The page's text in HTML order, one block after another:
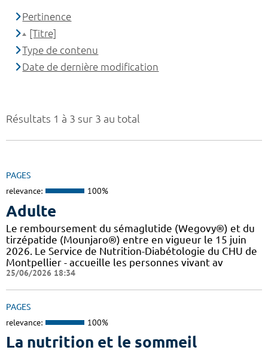
Résultats 1 à 3 sur 3 au total
PAGES
relevance: 100%
Adulte
Le remboursement du sémaglutide (Wegovy®) et du
tirzépatide (Mounjaro®) entre en vigueur le 15 juin
2026. Le Service de Nutrition-Diabétologie du CHU de
Montpellier - accueille les personnes vivant av
25/06/2026 18:34
PAGES
relevance: 100%
La nutrition et le sommeil
Pertinence
[Titre]
Type de contenu
Date de dernière modification